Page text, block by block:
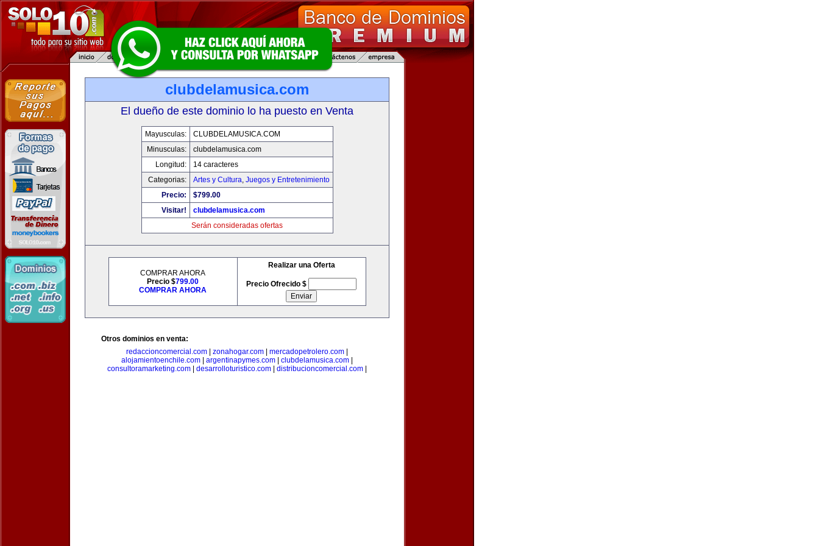
clubdelamusica.com
El dueño de este dominio lo ha puesto en Venta
Mayusculas:
CLUBDELAMUSICA.COM
Minusculas:
clubdelamusica.com
Longitud:
14 caracteres
Categorias:
Artes y Cultura, Juegos y Entretenimiento
Precio:
$799.00
Visitar!
clubdelamusica.com
Serán consideradas ofertas
COMPRAR AHORA
Precio $799.00
COMPRAR AHORA
Realizar una Oferta
Precio Ofrecido $
Otros dominios en venta:
redaccioncomercial.com
zonahogar.com mercadopetrolero.com
alojamientoenchile.com
argentinapymes.com clubdelamusica.com
consultoramarketing.com
desarrolloturistico.com distribucioncomercial.com